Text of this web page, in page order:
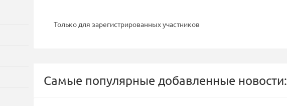
Только для зарегистрированных участников
Самые популярные добавленные новости: